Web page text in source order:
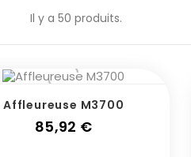
Il y a 50 produits.
Affleureuse M3700
85,92 €Prix